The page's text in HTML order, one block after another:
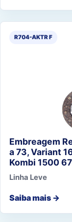
R704-AKTR F
Embreagem
a 73, Variant
Kombi 1500
Linha Leve
Saiba mais →